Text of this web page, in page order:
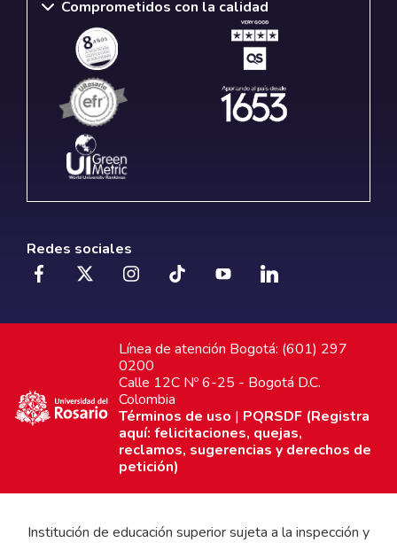
Comprometidos con la calidad
Redes sociales
Línea de atención Bogotá: (601) 297
0200
Calle 12C Nº 6-25 - Bogotá D.C.
Colombia
Términos de uso | PQRSDF (Registra
aquí: felicitaciones, quejas,
reclamos, sugerencias y derechos de
petición)
Institución de educación superior sujeta a la inspección y